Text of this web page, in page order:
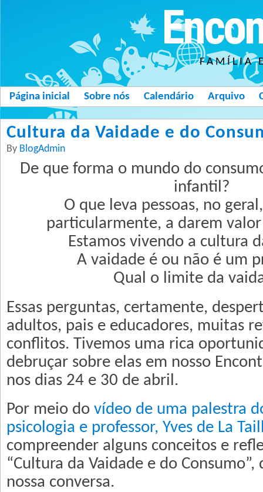
FAMÍLIA
Página inicial Sobre nós Calendário Arquivo
Cultura da Vaidade e do
By BlogAdmin
De que forma o mundo do
infantil?
O que leva pessoas, no
particularmente, a darem
Estamos vivendo a cultura
A vaidade é ou não é um
Qual o limite da
Essas perguntas, certamente,
adultos, pais e educadores, muitas
conflitos. Tivemos uma rica
debruçar sobre elas em nosso
nos dias 24 e 30 de abril.
Por meio do vídeo de uma palestra
psicologia e professor, Yves de La
compreender alguns conceitos e
“Cultura da Vaidade e do
nossa conversa.